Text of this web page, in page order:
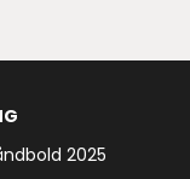
2025